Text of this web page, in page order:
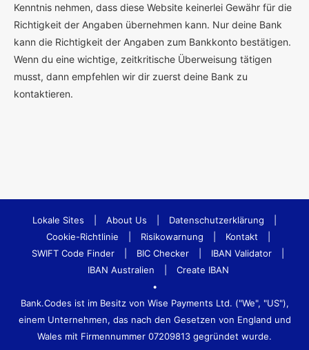
Kenntnis nehmen, dass diese Website keinerlei Gewähr für die
Richtigkeit der Angaben übernehmen kann. Nur deine Bank
kann die Richtigkeit der Angaben zum Bankkonto bestätigen.
Wenn du eine wichtige, zeitkritische Überweisung tätigen
musst, dann empfehlen wir dir zuerst deine Bank zu
kontaktieren.
Lokale Sites About Us Datenschutzerklärung
Cookie-Richtlinie
Risikowarnung Kontakt
SWIFT Code Finder
BIC Checker IBAN Validator
IBAN Australien
Create IBAN
•
Bank.Codes ist im Besitz von Wise Payments Ltd. ("We", "US"),
einem Unternehmen, das nach den Gesetzen von England und
Wales mit Firmennummer 07209813 gegründet wurde.